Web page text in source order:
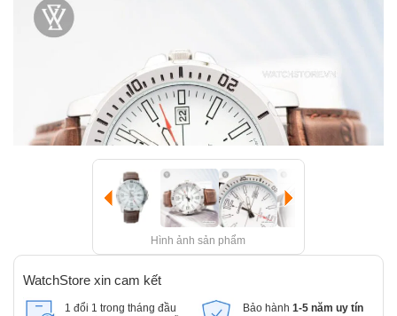
Hình ảnh sản phẩm
WatchStore xin cam kết
1 đổi 1 trong tháng đầu
Bảo hành 1-5 năm uy tín